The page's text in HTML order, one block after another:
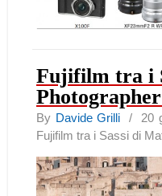
Fujifilm tra i
By Davide Grilli / 20
Fujifilm tra i Sassi di